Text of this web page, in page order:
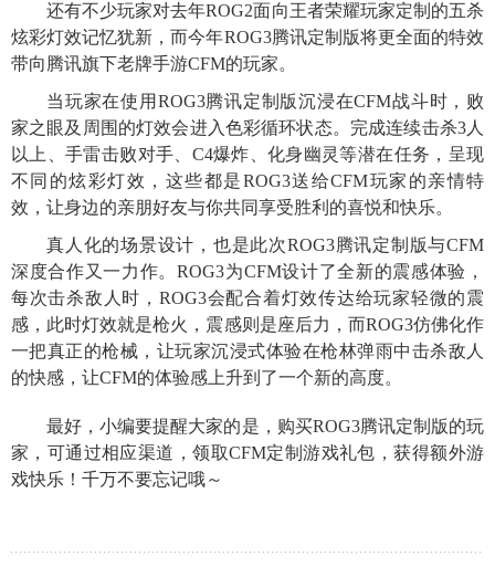
还有不少玩家对去年ROG2面向王者荣耀玩家定制的五杀
炫彩灯效记忆犹新，而今年ROG3腾讯定制版将更全面的特效
带向腾讯旗下老牌手游CFM的玩家。
当玩家在使用ROG3腾讯定制版沉浸在CFM战斗时，败
家之眼及周围的灯效会进入色彩循环状态。完成连续击杀3人
以上、手雷击败对手、C4爆炸、化身幽灵等潜在任务，呈现
不同的炫彩灯效，这些都是ROG3送给CFM玩家的亲情特
效，让身边的亲朋好友与你共同享受胜利的喜悦和快乐。
真人化的场景设计，也是此次ROG3腾讯定制版与CFM
深度合作又一力作。ROG3为CFM设计了全新的震感体验，
每次击杀敌人时，ROG3会配合着灯效传达给玩家轻微的震
感，此时灯效就是枪火，震感则是座后力，而ROG3仿佛化作
一把真正的枪械，让玩家沉浸式体验在枪林弹雨中击杀敌人
的快感，让CFM的体验感上升到了一个新的高度。
最好，小编要提醒大家的是，购买ROG3腾讯定制版的玩
家，可通过相应渠道，领取CFM定制游戏礼包，获得额外游
戏快乐！千万不要忘记哦～